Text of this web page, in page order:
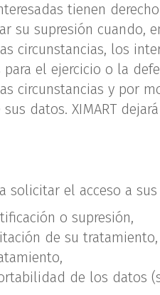
tienen
su supresión cuando,
circunstancias, los
para el ejercicio o la
circunstancias y por
datos. XIMART
solicitar el acceso a
o supresión,
de su tratamiento,
de los datos